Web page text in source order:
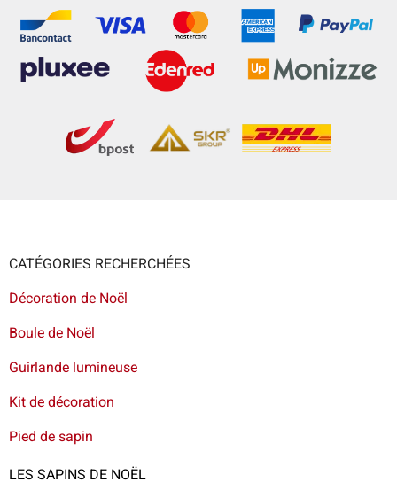
CATÉGORIES RECHERCHÉES
Décoration de Noël
Boule de Noël
Guirlande lumineuse
Kit de décoration
Pied de sapin
LES SAPINS DE NOËL